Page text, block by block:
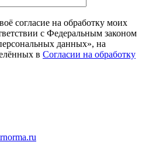
согласие на обработку моих
с Федеральным законом
данных», на
в Согласии на обработку